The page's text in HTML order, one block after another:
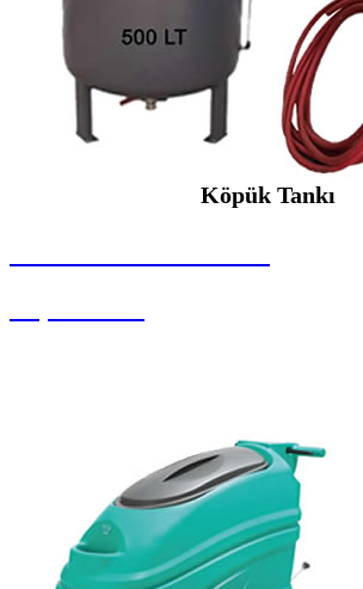
Köpük Tankı